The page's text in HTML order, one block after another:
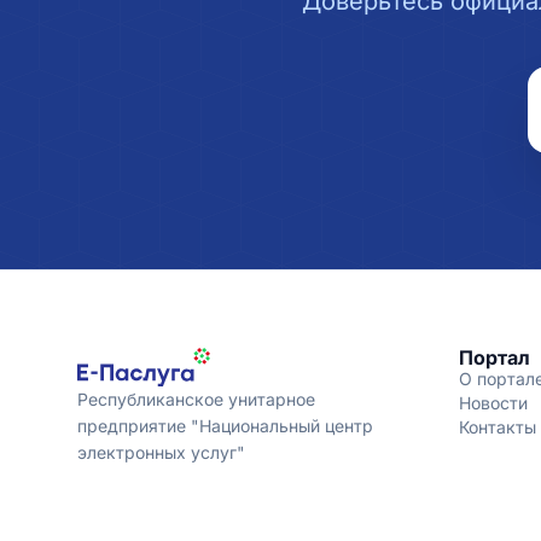
Республиканское унитарное
предприятие "Национальный центр
электронных услуг"
Портал
О
Новости
Контакты